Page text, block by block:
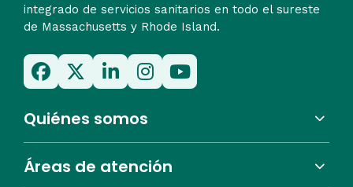
integrado de servicios sanitarios en todo el sureste
de Massachusetts y Rhode Island.
Quiénes somos
Áreas de atención